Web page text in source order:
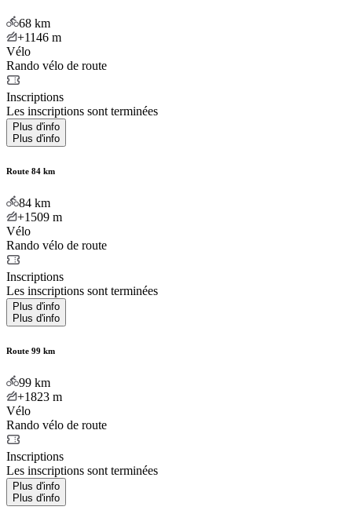
68 km
+1146 m
Vélo
Rando vélo de route
Inscriptions
Les inscriptions sont terminées
Plus d'info
Plus d'info
Route 84 km
84 km
+1509 m
Vélo
Rando vélo de route
Inscriptions
Les inscriptions sont terminées
Plus d'info
Plus d'info
Route 99 km
99 km
+1823 m
Vélo
Rando vélo de route
Inscriptions
Les inscriptions sont terminées
Plus d'info
Plus d'info